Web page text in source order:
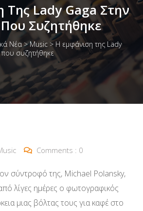
Της Lady Gaga Στην
Συζητήθηκε
Νέα>Music > Η εμφάνιση της Lady
που συζητήθηκε
Comments : 0
σύντροφό της, Michael Polansky,
λίγες ημέρες ο φωτογραφικός
μιας βόλτας τους για καφέ στο